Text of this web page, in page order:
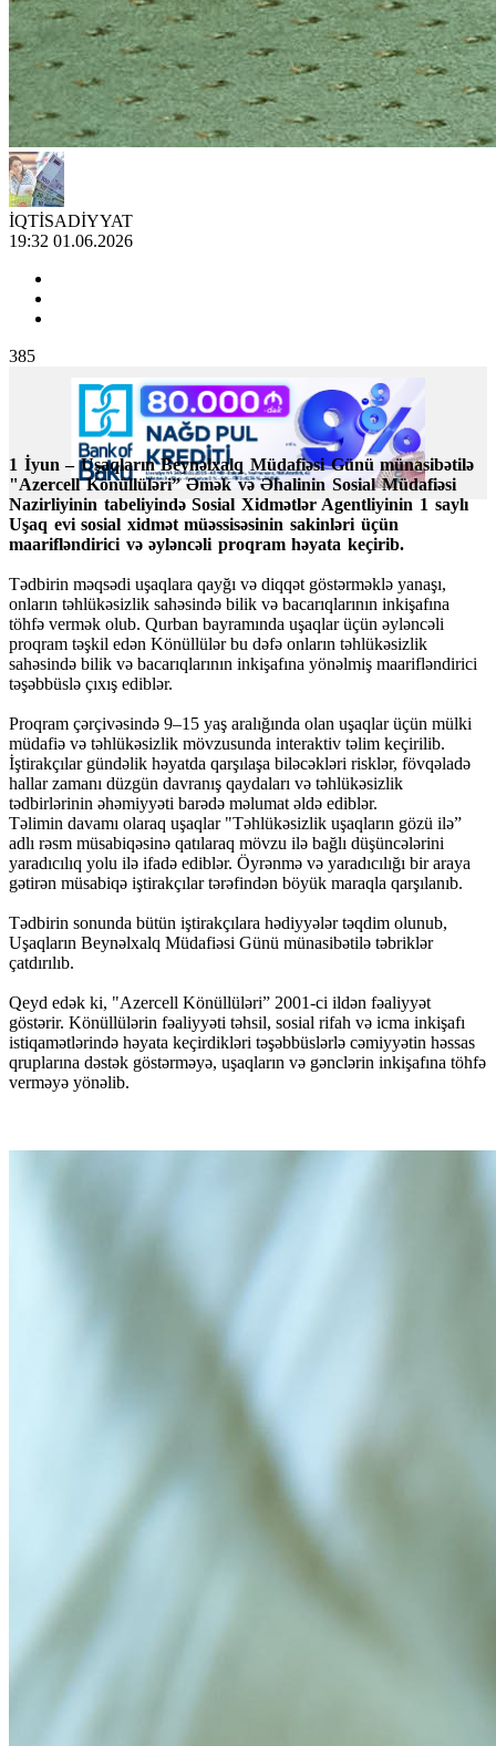
İQTİSADİYYAT
19:32 01.06.2026
385
1 İyun – Uşaqların Beynəlxalq Müdafiəsi Günü münasibətilə
"Azercell Könüllüləri” Əmək və Əhalinin Sosial Müdafiəsi
Nazirliyinin tabeliyində Sosial Xidmətlər Agentliyinin 1 saylı
Uşaq evi sosial xidmət müəssisəsinin sakinləri üçün
maarifləndirici və əyləncəli proqram həyata keçirib.
Tədbirin məqsədi uşaqlara qayğı və diqqət göstərməklə yanaşı,
onların təhlükəsizlik sahəsində bilik və bacarıqlarının inkişafına
töhfə vermək olub. Qurban bayramında uşaqlar üçün əyləncəli
proqram təşkil edən Könüllülər bu dəfə onların təhlükəsizlik
sahəsində bilik və bacarıqlarının inkişafına yönəlmiş maarifləndirici
təşəbbüslə çıxış ediblər.
Proqram çərçivəsində 9–15 yaş aralığında olan uşaqlar üçün mülki
müdafiə və təhlükəsizlik mövzusunda interaktiv təlim keçirilib.
İştirakçılar gündəlik həyatda qarşılaşa biləcəkləri risklər, fövqəladə
hallar zamanı düzgün davranış qaydaları və təhlükəsizlik
tədbirlərinin əhəmiyyəti barədə məlumat əldə ediblər.
Təlimin davamı olaraq uşaqlar "Təhlükəsizlik uşaqların gözü ilə”
adlı rəsm müsabiqəsinə qatılaraq mövzu ilə bağlı düşüncələrini
yaradıcılıq yolu ilə ifadə ediblər. Öyrənmə və yaradıcılığı bir araya
gətirən müsabiqə iştirakçılar tərəfindən böyük maraqla qarşılanıb.
Tədbirin sonunda bütün iştirakçılara hədiyyələr təqdim olunub,
Uşaqların Beynəlxalq Müdafiəsi Günü münasibətilə təbriklər
çatdırılıb.
Qeyd edək ki, "Azercell Könüllüləri” 2001-ci ildən fəaliyyət
göstərir. Könüllülərin fəaliyyəti təhsil, sosial rifah və icma inkişafı
istiqamətlərində həyata keçirdikləri təşəbbüslərlə cəmiyyətin həssas
qruplarına dəstək göstərməyə, uşaqların və gənclərin inkişafına töhfə
verməyə yönəlib.